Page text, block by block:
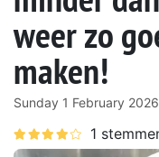
weer zo
maken!
Sunday 1 February